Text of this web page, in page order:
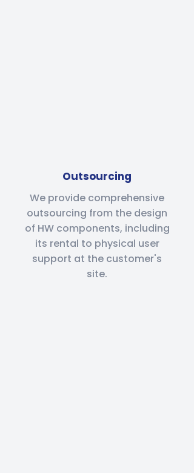
Outsourcing
We provide comprehensive
outsourcing from the design
of HW components, including
its rental to physical user
support at the customer's
site.